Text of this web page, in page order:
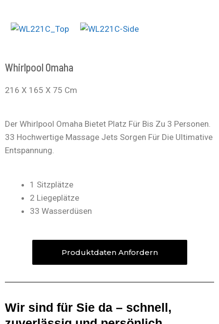
Whirlpool Omaha
216 X 165 X 75 Cm
Der Whirlpool Omaha Bietet Platz Für Bis Zu 3 Personen.
33 Hochwertige Massage Jets Sorgen Für Die Ultimative
Entspannung.
1 Sitzplätze
2 Liegeplätze
33 Wasserdüsen
Produktdaten Anfordern
Wir sind für Sie da – schnell,